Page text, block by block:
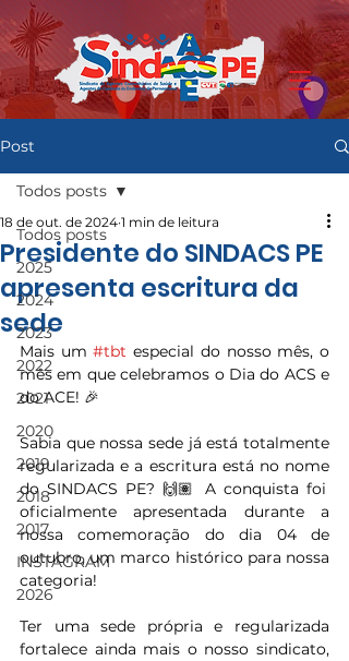
Post
Todos posts
2025
2024
2023
2022
2021
2020
2019
2018
2017
INSTAGRAM
2026
Todos posts
Presidente do SINDACS PE
apresenta escritura da
sede
18 de out. de 2024 1 min de leitura
Mais um #tbt especial do nosso mês, o
mês em que celebramos o Dia do ACS e
do ACE! 🎉
Sabia que nossa sede já está totalmente
regularizada e a escritura está no nome
do SINDACS PE? 🙌🏽 A conquista foi
oficialmente apresentada durante a
nossa comemoração do dia 04 de
outubro, um marco histórico para nossa
categoria!
Ter uma sede própria e regularizada
fortalece ainda mais o nosso sindicato,